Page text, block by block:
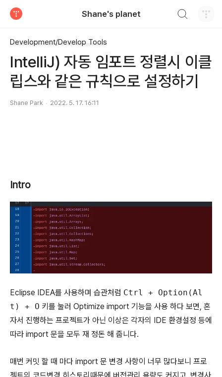
Shane's planet
Development/Develop Tools
IntelliJ) 자동 임포트 정렬시 이클
립스와 같은 규칙으로 설정하기
Shane Park 2022. 5. 17. 16:11
Intro
Eclipse IDEA를 사용하며 습관처럼 Ctrl + Option(Al
t) + O 키를 눌러 Optimize import 기능을 사용 하다 보면, 혼
자서 진행하는 프로젝트가 아닌 이상은 각자의 IDE 환경설정 등에
따라 import 문을 모두 재 정돈 해 줍니다.
매번 커밋 할 때 마다 import 문 변경 사항이 너무 많다보니 프로
젝트의 코드변경 히스토리때문에 버전관리 용량도 커지고, 변경사